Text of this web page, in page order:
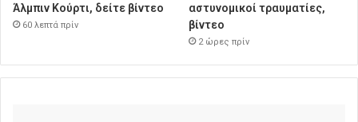
Άλμπιν Κούρτι, δείτε βίντεο
60 λεπτά πρίν
αστυνομικοί τραυματίες,
βίντεο
2 ώρες πρίν